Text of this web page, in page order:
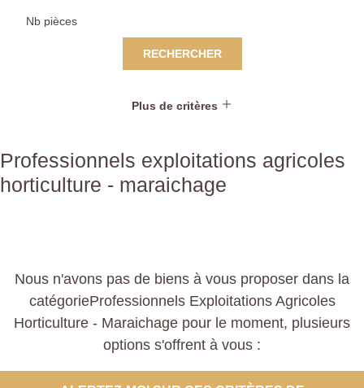
RECHERCHER
Plus de critères
Professionnels exploitations agricoles
horticulture - maraichage
Nous n'avons pas de biens à vous proposer dans la
catégorieProfessionnels Exploitations Agricoles
Horticulture - Maraichage pour le moment, plusieurs
options s'offrent à vous :